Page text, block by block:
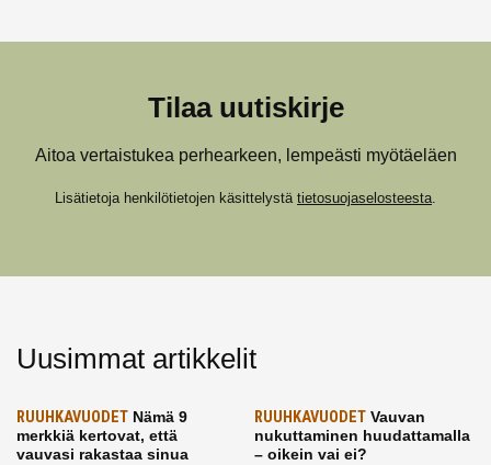
Tilaa uutiskirje
Aitoa vertaistukea perhearkeen, lempeästi myötäeläen
Lisätietoja henkilötietojen käsittelystä tietosuojaselosteesta.
Uusimmat artikkelit
RUUHKAVUODET Nämä 9
merkkiä kertovat, että
vauvasi rakastaa sinua
RUUHKAVUODETVauvan
nukuttaminen huudattamalla
– oikein vai ei?